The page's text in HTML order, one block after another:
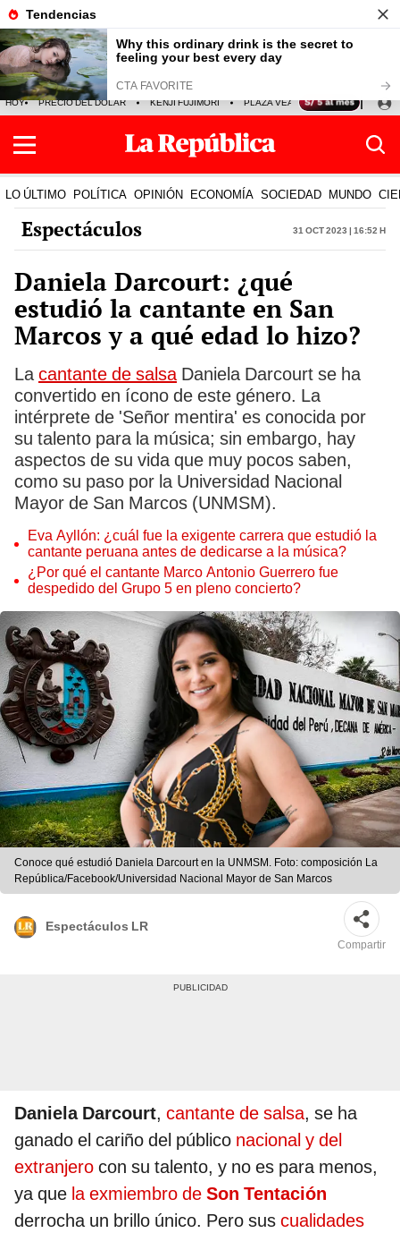
HOY PRECIO DEL DÓLAR KENJI FUJIMORI PLAZA VEA FERIADOS
LO ÚLTIMO POLÍTICA OPINIÓN ECONOMÍA SOCIEDAD MUNDO
Espectáculos 31 Oct 2023 | 16:52 h
Daniela Darcourt: ¿qué
estudió la cantante en San
Marcos y a qué edad lo hizo?
La cantante de salsaDaniela Darcourt se ha
convertido en ícono de este género. La
intérprete de 'Señor mentira' es conocida por
su talento para la música; sin embargo, hay
aspectos de su vida que muy pocos saben,
como su paso por la Universidad Nacional
Mayor de San Marcos (UNMSM).
Eva Ayllón: ¿cuál fue la exigente carrera que estudió la
cantante peruana antes de dedicarse a la música?
¿Por qué el cantante Marco Antonio Guerrero fue
despedido del Grupo 5 en pleno concierto?
Conoce qué estudió Daniela Darcourt en la UNMSM. Foto: composición La
República/Facebook/Universidad Nacional Mayor de San Marcos
Espectáculos LR
Compartir
Daniela Darcourt, cantante de salsa, se ha
ganado el cariño del público nacional y del
extranjero con su talento, y no es para menos,
ya que la exmiembro de Son Tentación
derrocha un brillo único. Pero sus cualidades